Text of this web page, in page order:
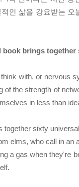
인 삶을 강요받는 오
brings
with, or nervous
of the strength of
in less than
together sixty
elms, who call in
a gas when they're